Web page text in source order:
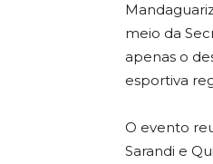
meio da
apenas o
esportiva
O evento
Sarandi e